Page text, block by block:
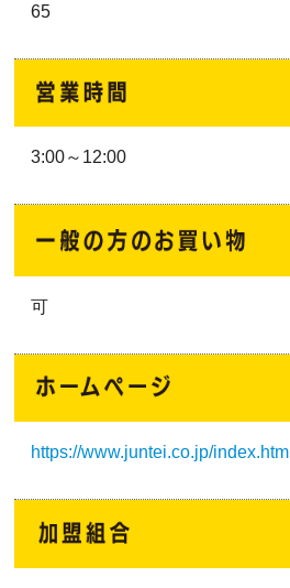
65
3:00～12:00
可
https://www.juntei.co.jp/index.html